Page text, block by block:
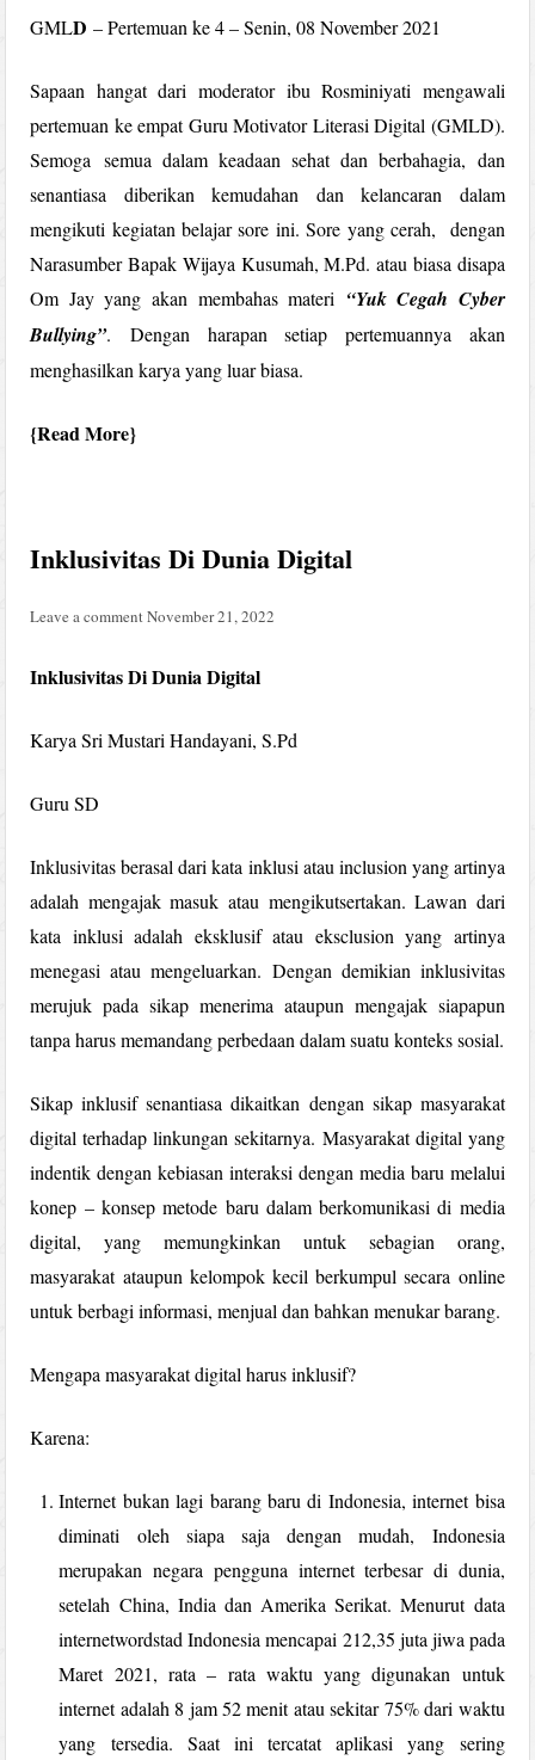
GMLD – Pertemuan ke 4 – Senin, 08 November 2021
Sapaan hangat dari moderator ibu Rosminiyati mengawali
pertemuan ke empat Guru Motivator Literasi Digital (GMLD).
Semoga semua dalam keadaan sehat dan berbahagia, dan
senantiasa diberikan kemudahan dan kelancaran dalam
mengikuti kegiatan belajar sore ini. Sore yang cerah, dengan
Narasumber Bapak Wijaya Kusumah, M.Pd. atau biasa disapa
Om Jay yang akan membahas materi “Yuk Cegah Cyber
Bullying”. Dengan harapan setiap pertemuannya akan
menghasilkan karya yang luar biasa.
Read More
Inklusivitas Di Dunia Digital
Leave a commentNovember 21, 2022
Inklusivitas Di Dunia Digital
Karya Sri Mustari Handayani, S.Pd
Guru SD
Inklusivitas berasal dari kata inklusi atau inclusion yang artinya
adalah mengajak masuk atau mengikutsertakan. Lawan dari
kata inklusi adalah eksklusif atau eksclusion yang artinya
menegasi atau mengeluarkan. Dengan demikian inklusivitas
merujuk pada sikap menerima ataupun mengajak siapapun
tanpa harus memandang perbedaan dalam suatu konteks sosial.
Sikap inklusif senantiasa dikaitkan dengan sikap masyarakat
digital terhadap linkungan sekitarnya. Masyarakat digital yang
indentik dengan kebiasan interaksi dengan media baru melalui
konep – konsep metode baru dalam berkomunikasi di media
digital, yang memungkinkan untuk sebagian orang,
masyarakat ataupun kelompok kecil berkumpul secara online
untuk berbagi informasi, menjual dan bahkan menukar barang.
Mengapa masyarakat digital harus inklusif?
Karena:
Internet bukan lagi barang baru di Indonesia, internet bisa
diminati oleh siapa saja dengan mudah, Indonesia
merupakan negara pengguna internet terbesar di dunia,
setelah China, India dan Amerika Serikat. Menurut data
internetwordstad Indonesia mencapai 212,35 juta jiwa pada
Maret 2021, rata – rata waktu yang digunakan untuk
internet adalah 8 jam 52 menit atau sekitar 75% dari waktu
yang tersedia. Saat ini tercatat aplikasi yang sering